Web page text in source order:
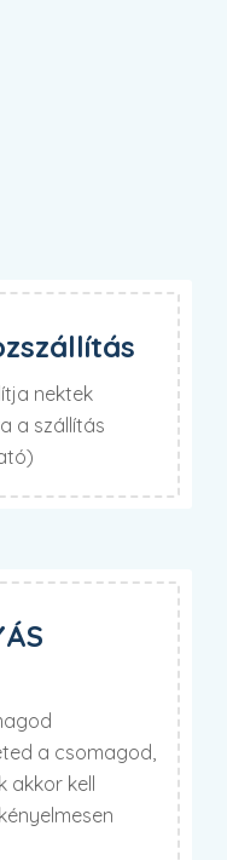
nektek
a szállítás
a csomagod,
akkor kell